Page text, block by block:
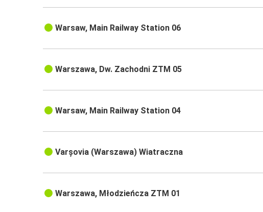
Warsaw, Main Railway Station 06
Warszawa, Dw. Zachodni ZTM 05
Warsaw, Main Railway Station 04
Varșovia (Warszawa) Wiatraczna
Warszawa, Młodzieńcza ZTM 01